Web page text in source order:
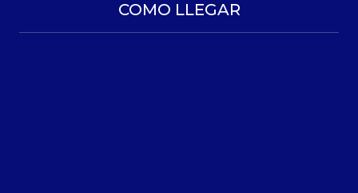
COMO LLEGAR